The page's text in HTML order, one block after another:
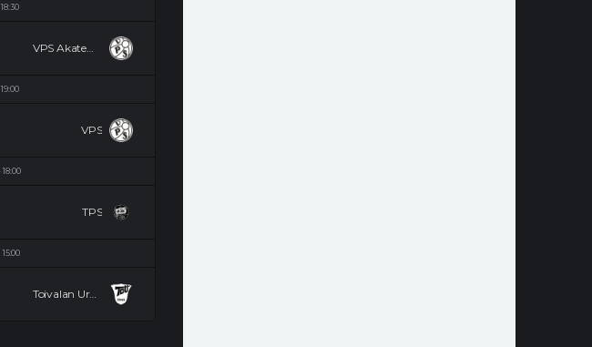
18:30
VPS Akatemia
19:00
VPS
18:00
TPS
15:00
Toivalan Urheilijat Naiset